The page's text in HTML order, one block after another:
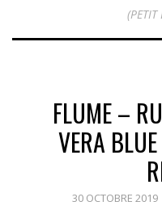
(PETIT
FLUME –
VERA
30 OCTOBRE 2019